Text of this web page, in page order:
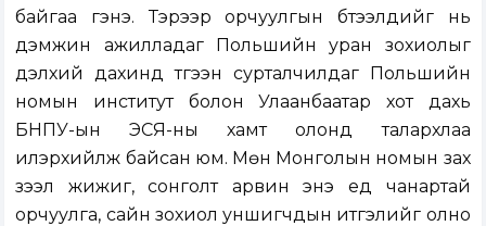
байгаа гэнэ. Тэрээр орчуулгын бүтээлүүдийг нь
дэмжин ажилладаг Польшийн уран зохиолыг
дэлхий дахинд түгээн сурталчилдаг Польшийн
номын институт болон Улаанбаатар хот дахь
БНПУ-ын ЭСЯ-ны хамт олонд талархлаа
илэрхийлж байсан юм. Мөн Монголын номын зах
зээл жижиг, сонголт арвин энэ үед чанартай
орчуулга, сайн зохиол уншигчдын итгэлийг олно